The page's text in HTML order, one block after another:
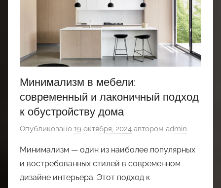
Минимализм в мебели:
современный и лаконичный подход
к обустройству дома
Опубликовано 19 октября, 2024 автором admin
Минимализм — один из наиболее популярных
и востребованных стилей в современном
дизайне интерьера. Этот подход к